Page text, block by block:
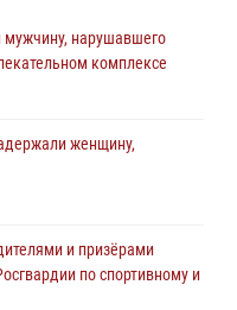
нарушавшего
комплексе
женщину,
и призёрами
по спортивному и